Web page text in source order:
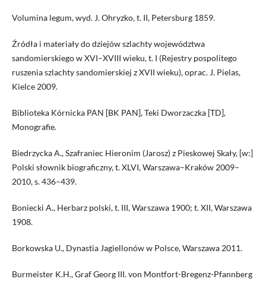
Volumina legum, wyd. J. Ohryzko, t. II, Petersburg 1859.
Źródła i materiały do dziejów szlachty województwa
sandomierskiego w XVI–XVIII wieku, t. I (Rejestry pospolitego
ruszenia szlachty sandomierskiej z XVII wieku), oprac. J. Pielas,
Kielce 2009.
Biblioteka Kórnicka PAN [BK PAN], Teki Dworzaczka [TD],
Monografie.
Biedrzycka A., Szafraniec Hieronim (Jarosz) z Pieskowej Skały, [w:]
Polski słownik biograficzny, t. XLVI, Warszawa–Kraków 2009–
2010, s. 436–439.
Boniecki A., Herbarz polski, t. III, Warszawa 1900; t. XII, Warszawa
1908.
Borkowska U., Dynastia Jagiellonów w Polsce, Warszawa 2011.
Burmeister K.H., Graf Georg III. von Montfort-Bregenz-Pfannberg